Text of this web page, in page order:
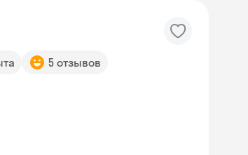
5 отзывов